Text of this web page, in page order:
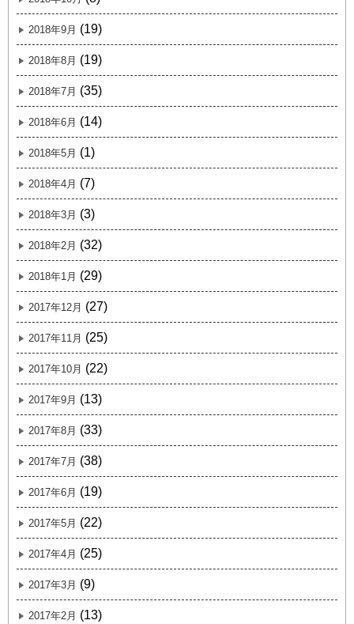
2018年9月 (19)
2018年8月 (19)
2018年7月 (35)
2018年6月 (14)
2018年5月 (1)
2018年4月 (7)
2018年3月 (3)
2018年2月 (32)
2018年1月 (29)
2017年12月 (27)
2017年11月 (25)
2017年10月 (22)
2017年9月 (13)
2017年8月 (33)
2017年7月 (38)
2017年6月 (19)
2017年5月 (22)
2017年4月 (25)
2017年3月 (9)
2017年2月 (13)